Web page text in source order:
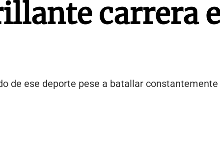
carrera
de ese deporte pese a batallar